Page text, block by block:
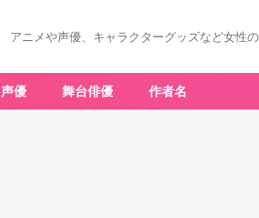
アニメや声優、キャラクターグッズなど女性
声優 舞台俳優 作者名